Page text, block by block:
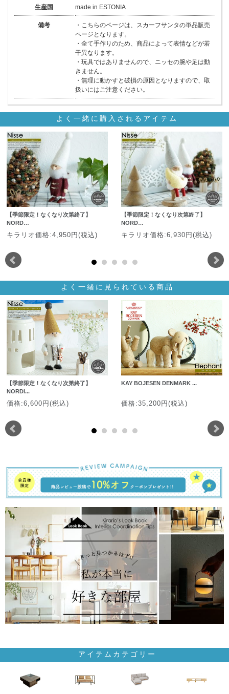
生産国 made in ESTONIA
備考
・こちらのページは、スカーフサンタの単品販売
ページとなります。
・全て手作りのため、商品によって表情などが若
干異なります。
・玩具ではありませんので、ニッセの腕や足は動
きません。
・無理に動かすと破損の原因となりますので、取
扱いにはご注意ください。
よく一緒に購入されるアイテム
【季節限定！なくなり次第終了】
NORD…
キラリオ価格:4,950円(税込)
【季節限定！なくなり次第終了】
NORD…
キラリオ価格:6,930円(税込)
よく一緒に見られている商品
【季節限定！なくなり次第終了】
NORDI...
価格:6,600円(税込)
KAY BOJESEN DENMARK ...
価格:35,200円(税込)
アイテムカテゴリー